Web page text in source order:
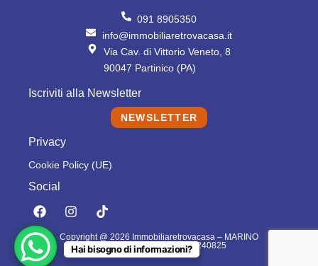
091 8905350
info@immobiliaretrovacasa.it
Via Cav. di Vittorio Veneto, 8
90047 Partinico (PA)
Iscriviti alla Newsletter
NEWSLETTER
Privacy
Cookie Policy (UE)
Social
F
a
c
e
b
I
n
t
a
T
i
k
t
o
Copyright @ 2026 Immobiliaretrovacasa – MARINO
DOMENICO – P.IVA: 06796240825
Hai bisogno di informazioni?